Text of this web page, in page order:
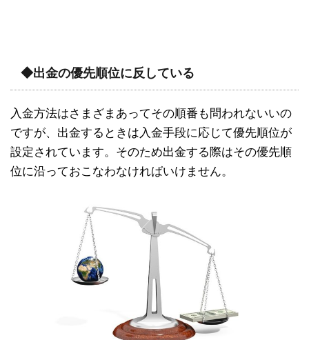
◆出金の優先順位に反している
入金方法はさまざまあってその順番も問われないいの
ですが、出金するときは入金手段に応じて優先順位が
設定されています。そのため出金する際はその優先順
位に沿っておこなわなければいけません。